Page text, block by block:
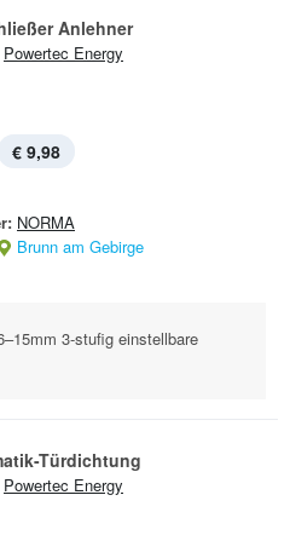
Anlehner
Powertec Energy
€ 9,98
NORMA
Brunn am Gebirge
3-stufig einstellbare
Türdichtung
Powertec Energy